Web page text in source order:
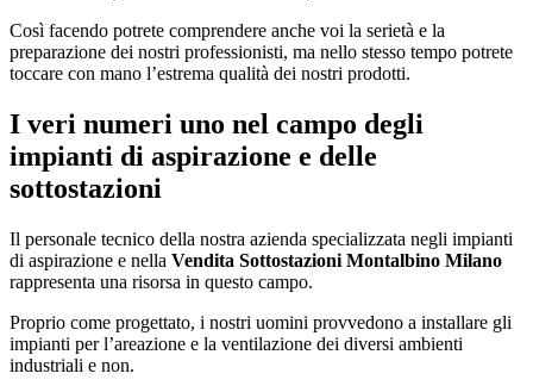
Così facendo potrete comprendere anche voi la serietà e la
preparazione dei nostri professionisti, ma nello stesso tempo potrete
toccare con mano l’estrema qualità dei nostri prodotti.
I veri numeri uno nel campo degli
impianti di aspirazione e delle
sottostazioni
Il personale tecnico della nostra azienda specializzata negli impianti
di aspirazione e nella Vendita Sottostazioni Montalbino Milano
rappresenta una risorsa in questo campo.
Proprio come progettato, i nostri uomini provvedono a installare gli
impianti per l’areazione e la ventilazione dei diversi ambienti
industriali e non.